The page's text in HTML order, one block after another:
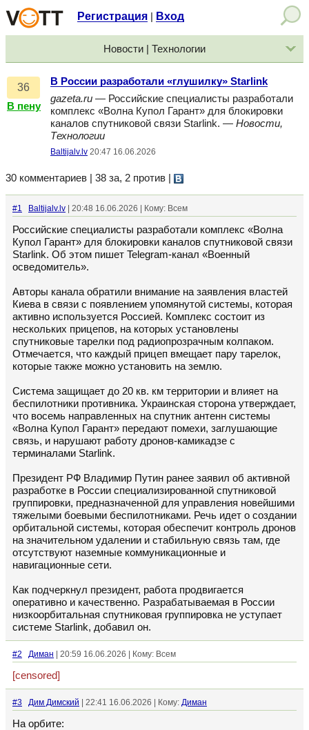
Регистрация Вход
Новости | Технологии
36
В пену
В России разработали «глушилку» Starlink
gazeta.ru — Российские специалисты разработали
комплекс «Волна Купол Гарант» для блокировки
каналов спутниковой связи Starlink. — Новости,
Технологии
Baltijalv.lv 20:47 16.06.2026
30 комментариев | 38 за, 2 против
#1 Baltijalv.lv | 20:48 16.06.2026 | Кому: Всем
Российские специалисты разработали комплекс «Волна
Купол Гарант» для блокировки каналов спутниковой связи
Starlink. Об этом пишет Telegram-канал «Военный
осведомитель».
Авторы канала обратили внимание на заявления властей
Киева в связи с появлением упомянутой системы, которая
активно используется Россией. Комплекс состоит из
нескольких прицепов, на которых установлены
спутниковые тарелки под радиопрозрачным колпаком.
Отмечается, что каждый прицеп вмещает пару тарелок,
которые также можно установить на землю.
Система защищает до 20 кв. км территории и влияет на
беспилотники противника. Украинская сторона утверждает,
что восемь направленных на спутник антенн системы
«Волна Купол Гарант» передают помехи, заглушающие
связь, и нарушают работу дронов-камикадзе с
терминалами Starlink.
Президент РФ Владимир Путин ранее заявил об активной
разработке в России специализированной спутниковой
группировки, предназначенной для управления новейшими
тяжелыми боевыми беспилотниками. Речь идет о создании
орбитальной системы, которая обеспечит контроль дронов
на значительном удалении и стабильную связь там, где
отсутствуют наземные коммуникационные и
навигационные сети.
Как подчеркнул президент, работа продвигается
оперативно и качественно. Разрабатываемая в России
низкоорбитальная спутниковая группировка не уступает
системе Starlink, добавил он.
#2 Диман | 20:59 16.06.2026 | Кому: Всем
[censored]
#3 Дим Димский | 22:41 16.06.2026 | Кому: Диман
На орбите: